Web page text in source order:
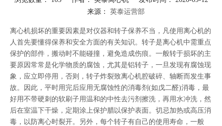
来源： 英泰运营部
["facebook","twitter","line","wechat","linkedin","pinterest","whatsapp"]
离心机损坏的重要因素是对仪器和转子保养不当，凡使用离心机的
人首先要懂得保养和安全方面的有关知识。转子是离心机中需重点
保护的部件，搬动时不能碰撞，避免造成伤痕。一般转于损坏的主
要原因常常是化学物质的腐蚀，尤其是铝转子，一旦发现有腐蚀现
象，应立即停用，否则，转子炸裂致离心机腔破碎、轴断而发生事
故。因此，平时用完后应用无腐蚀性的消毒剂(如戊二醛)消毒，最
好用不带硬刺的软刷子用温和的中性去污剂擦洗，再用水冲洗，然
后在室温下干燥，定期涂上保护腊以保护表面。切忌加热或高压消
毒，以防离心时裂开。另外，每个转子有自己的使用寿命，一般